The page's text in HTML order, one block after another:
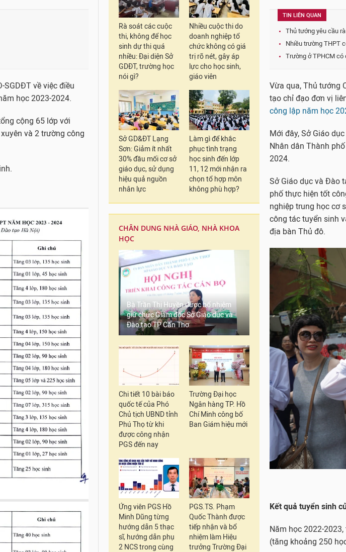
SGDĐT về việc điều
học 2023-2024.
cộng 65 lớp với
và 2 trường công
Rà soát các cuộc
thi, không để học
sinh dự thi quá
nhiều: Đại diện Sở
GDĐT, trường học
nói gì?
Nhiều cuộc thi do
doanh nghiệp tổ
chức không có giá
trị rõ nét, gây áp
lực cho học sinh,
giáo viên
Sở GD&ĐT Lạng
Sơn: Giảm ít nhất
30% đầu mối cơ sở
giáo dục, sử dụng
hiệu quả nguồn
nhân lực
Làm gì để khắc
phục tình trạng
học sinh đến lớp
11, 12 mới nhận ra
chọn tổ hợp môn
không phù hợp?
CHÂN DUNG NHÀ GIÁO, NHÀ KHOA
HỌC
Bà Trần Thị Huyền được bổ nhiệm
giữ chức Giám đốc Sở Giáo dục và
Đào tạo TP Cần Thơ
Chi tiết 10 bài báo
quốc tế của Phó
Chủ tịch UBND tỉnh
Phú Thọ từ khi
được công nhận
PGS đến nay
Trường Đại học
Ngân hàng TP. Hồ
Chí Minh công bố
Ban Giám hiệu mới
Ứng viên PGS Hồ
Minh Dũng từng
hướng dẫn 5 thạc
sĩ, hướng dẫn phụ
2 NCS trong cùng
PGS.TS. Phạm
Quốc Thành được
tiếp nhận và bổ
nhiệm làm Hiệu
trưởng Trường Đại
TIN LIÊN QUAN
Thủ tướng yêu cầu
Nhiều trường THPT
Trường ở TPHCM
Vừa qua, Thủ tướng
tạo chỉ đạo đơn vị
công lập năm học
Mới đây, Sở Giáo
Nhân dân Thành
2024.
Sở Giáo dục và Đào
phố thực hiện tốt
nghiệp trung học cơ
công tác tuyển sinh
địa bàn Thủ đô.
Kết quả tuyển sinh
Năm học 2022-
(tăng khoảng 250